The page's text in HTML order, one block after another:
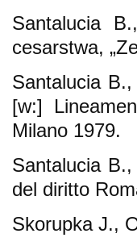
Santalucia
cesarstwa,
Santalucia
[w:]
Milano 1979.
Santalucia
del diritto
Skorupka J.,